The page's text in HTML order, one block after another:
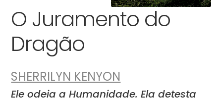
O Juramento do
Dragão
SHERRILYN KENYON
Ele odeia a Humanidade. Ela detesta